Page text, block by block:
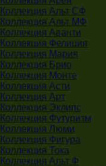
Коллекция Альт СФ
Коллекция Альт МФ
Коллекция Аванти
Коллекция Фелиция
Коллекция Мария
Коллекция Брио
Коллекция Монте
Коллекция Асти
Коллекция Арт
Коллекция Эклипс
Коллекция Футуризм
Коллекция Люми
Коллекция Фигура
Коллекция Тока
Коллекция Альт Ф